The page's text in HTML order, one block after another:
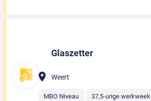
Glaszetter
Weert
MBO Niveau 37,5-urige werkweek